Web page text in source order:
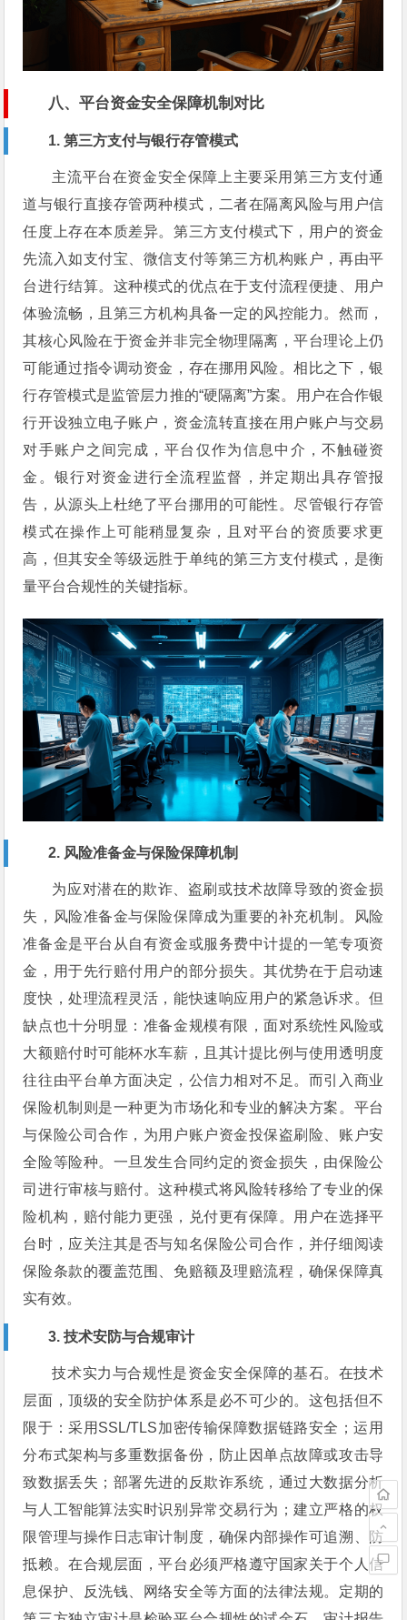
八、平台资金安全保障机制对比
1. 第三方支付与银行存管模式
主流平台在资金安全保障上主要采用第三方支付通
道与银行直接存管两种模式，二者在隔离风险与用户信
任度上存在本质差异。第三方支付模式下，用户的资金
先流入如支付宝、微信支付等第三方机构账户，再由平
台进行结算。这种模式的优点在于支付流程便捷、用户
体验流畅，且第三方机构具备一定的风控能力。然而，
其核心风险在于资金并非完全物理隔离，平台理论上仍
可能通过指令调动资金，存在挪用风险。相比之下，银
行存管模式是监管层力推的“硬隔离”方案。用户在合作银
行开设独立电子账户，资金流转直接在用户账户与交易
对手账户之间完成，平台仅作为信息中介，不触碰资
金。银行对资金进行全流程监督，并定期出具存管报
告，从源头上杜绝了平台挪用的可能性。尽管银行存管
模式在操作上可能稍显复杂，且对平台的资质要求更
高，但其安全等级远胜于单纯的第三方支付模式，是衡
量平台合规性的关键指标。
2. 风险准备金与保险保障机制
为应对潜在的欺诈、盗刷或技术故障导致的资金损
失，风险准备金与保险保障成为重要的补充机制。风险
准备金是平台从自有资金或服务费中计提的一笔专项资
金，用于先行赔付用户的部分损失。其优势在于启动速
度快，处理流程灵活，能快速响应用户的紧急诉求。但
缺点也十分明显：准备金规模有限，面对系统性风险或
大额赔付时可能杯水车薪，且其计提比例与使用透明度
往往由平台单方面决定，公信力相对不足。而引入商业
保险机制则是一种更为市场化和专业的解决方案。平台
与保险公司合作，为用户账户资金投保盗刷险、账户安
全险等险种。一旦发生合同约定的资金损失，由保险公
司进行审核与赔付。这种模式将风险转移给了专业的保
险机构，赔付能力更强，兑付更有保障。用户在选择平
台时，应关注其是否与知名保险公司合作，并仔细阅读
保险条款的覆盖范围、免赔额及理赔流程，确保保障真
实有效。
3. 技术安防与合规审计
技术实力与合规性是资金安全保障的基石。在技术
层面，顶级的安全防护体系是必不可少的。这包括但不
限于：采用SSL/TLS加密传输保障数据链路安全；运用
分布式架构与多重数据备份，防止因单点故障或攻击导
致数据丢失；部署先进的反欺诈系统，通过大数据分析
与人工智能算法实时识别异常交易行为；建立严格的权
限管理与操作日志审计制度，确保内部操作可追溯、防
抵赖。在合规层面，平台必须严格遵守国家关于个人信
息保护、反洗钱、网络安全等方面的法律法规。定期的